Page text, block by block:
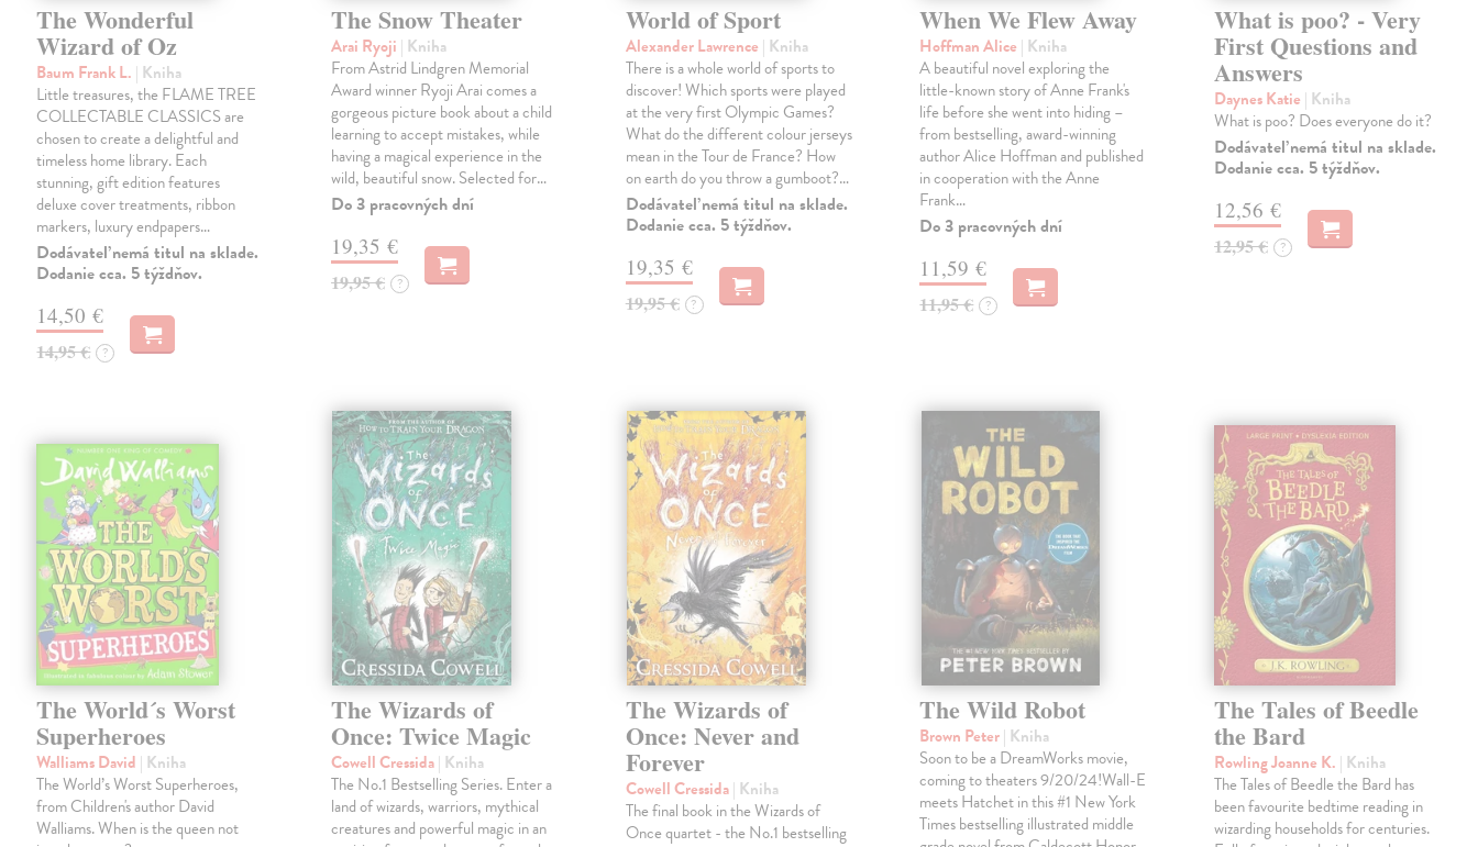
The Wonderful
Wizard of Oz
Baum Frank L. | Kniha
Little treasures, the FLAME TREE
COLLECTABLE CLASSICS are
chosen to create a delightful and
timeless home library. Each
stunning, gift edition features
deluxe cover treatments, ribbon
markers, luxury endpapers…
Dodávateľ nemá titul na sklade.
Dodanie cca. 5 týždňov.
14,50 €
14,95 € ?
The Snow Theater
Arai Ryoji | Kniha
From Astrid Lindgren Memorial
Award winner Ryoji Arai comes a
gorgeous picture book about a child
learning to accept mistakes, while
having a magical experience in the
wild, beautiful snow. Selected for…
Do 3 pracovných dní
19,35 €
19,95 € ?
World of Sport
Alexander Lawrence | Kniha
There is a whole world of sports to
discover! Which sports were played
at the very first Olympic Games?
What do the different colour jerseys
mean in the Tour de France? How
on earth do you throw a gumboot?…
Dodávateľ nemá titul na sklade.
Dodanie cca. 5 týždňov.
19,35 €
19,95 € ?
When We Flew Away
Hoffman Alice | Kniha
A beautiful novel exploring the
little-known story of Anne Frank's
life before she went into hiding –
from bestselling, award-winning
author Alice Hoffman and published
in cooperation with the Anne
Frank…
Do 3 pracovných dní
11,59 €
11,95 € ?
What is poo? - Very
First Questions and
Answers
Daynes Katie | Kniha
What is poo? Does everyone do it?
Dodávateľ nemá titul na sklade.
Dodanie cca. 5 týždňov.
12,56 €
12,95 € ?
The World´s Worst
Superheroes
Walliams David | Kniha
The World’s Worst Superheroes,
from Children's author David
Walliams. When is the queen not
The Wizards of
Once: Twice Magic
Cowell Cressida| Kniha
The No.1 Bestselling Series. Enter a
land of wizards, warriors, mythical
creatures and powerful magic in an
The Wizards of
Once: Never and
Forever
Cowell Cressida| Kniha
The final book in the Wizards of
Once quartet - the No.1 bestselling
The Wild Robot
Brown Peter| Kniha
Soon to be a DreamWorks movie,
coming to theaters 9/20/24!Wall-E
meets Hatchet in this #1 New York
Times bestselling illustrated middle
The Tales of Beedle
the Bard
Rowling Joanne K. | Kniha
The Tales of Beedle the Bard has
been favourite bedtime reading in
wizarding households for centuries.